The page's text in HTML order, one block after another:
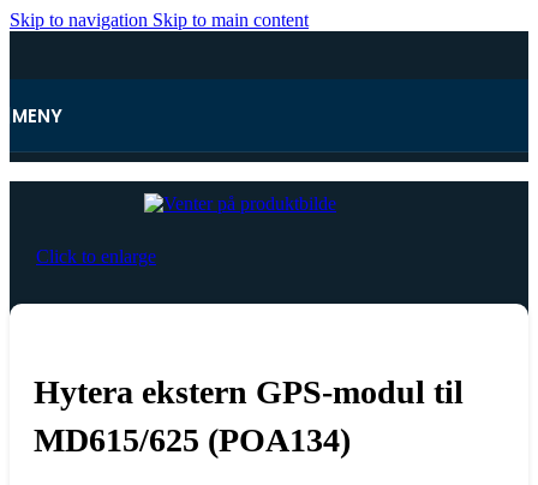
Skip to navigation Skip to main content
MENY
Hjem/
Click to enlarge
Hytera ekstern GPS-modul til
MD615/625 (POA134)